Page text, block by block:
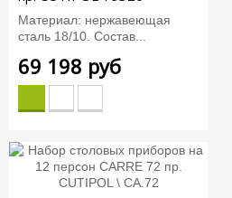
Материал: нержавеющая
сталь 18/10. Состав...
69 198 руб